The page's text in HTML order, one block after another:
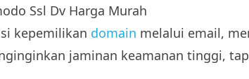
kepemilikan domain melalui email,
jaminan keamanan tinggi,